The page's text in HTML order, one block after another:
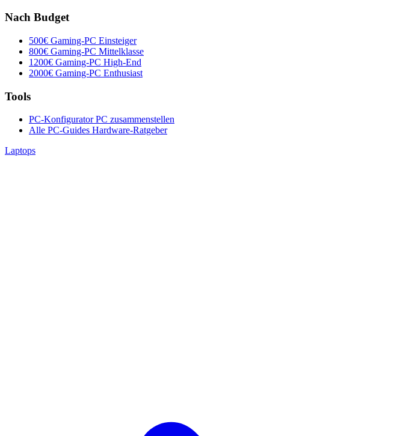
Nach Budget
500€ Gaming-PC Einsteiger
800€ Gaming-PC Mittelklasse
1200€ Gaming-PC High-End
2000€ Gaming-PC Enthusiast
Tools
PC-KonfiguratorPC zusammenstellen
Alle PC-Guides Hardware-Ratgeber
Laptops